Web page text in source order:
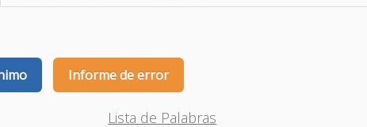
Informe de error
Lista de Palabras